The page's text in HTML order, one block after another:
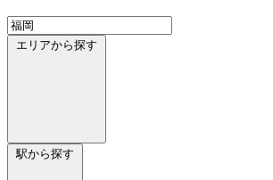
エリアから探す
駅から探す